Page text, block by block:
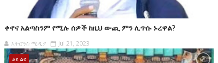
ቀኖና አልጣስንም የሚሉ ሰዎች ከዚህ ውጪ ምን ሊጥሱ ኑረዋል?
አትሮንስ ሚዲያ Jul 21, 2023
ልዩ ልዩ